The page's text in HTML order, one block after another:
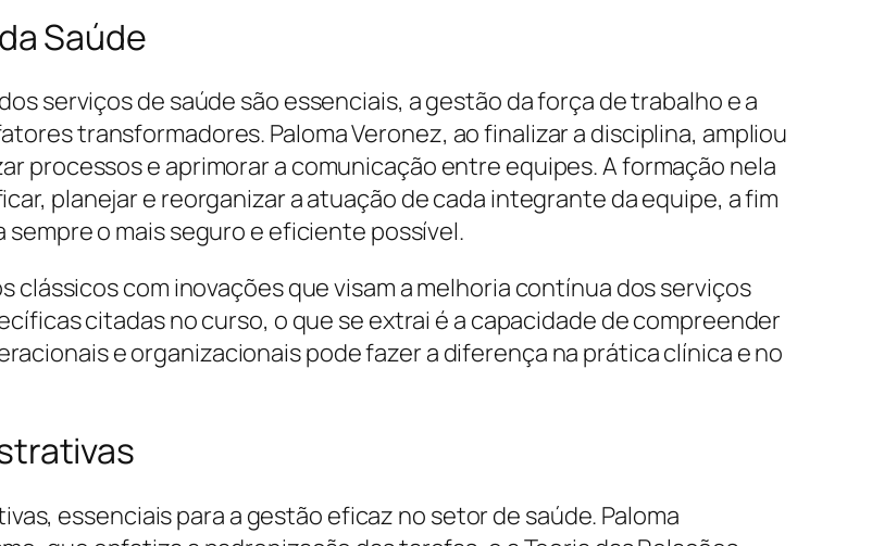
Saúde
serviços de saúde são essenciais, a gestão da força de trabalho e a
transformadores. Paloma Veronez, ao finalizar a disciplina, ampliou
processos e aprimorar a comunicação entre equipes. A formação nela
planejar e reorganizar a atuação de cada integrante da equipe, a fim
o mais seguro e eficiente possível.
com inovações que visam a melhoria contínua dos serviços
citadas no curso, o que se extrai é a capacidade de compreender
e organizacionais pode fazer a diferença na prática clínica e no
essenciais para a gestão eficaz no setor de saúde. Paloma